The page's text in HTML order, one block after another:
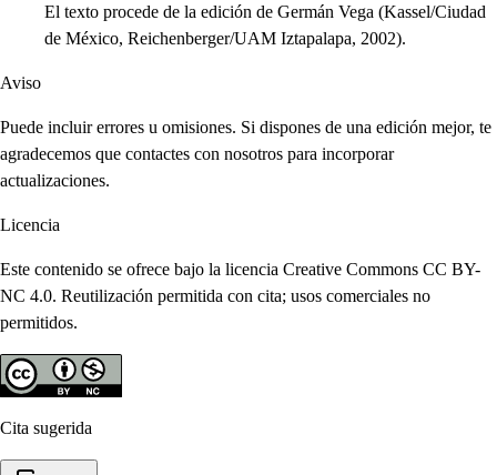
El texto procede de la edición de Germán Vega (Kassel/Ciudad
de México, Reichenberger/UAM Iztapalapa, 2002).
Aviso
Puede incluir errores u omisiones. Si dispones de una edición mejor, te
agradecemos que contactes con nosotros para incorporar
actualizaciones.
Licencia
Este contenido se ofrece bajo la licencia Creative Commons CC BY-
NC 4.0. Reutilización permitida con cita; usos comerciales no
permitidos.
Cita sugerida